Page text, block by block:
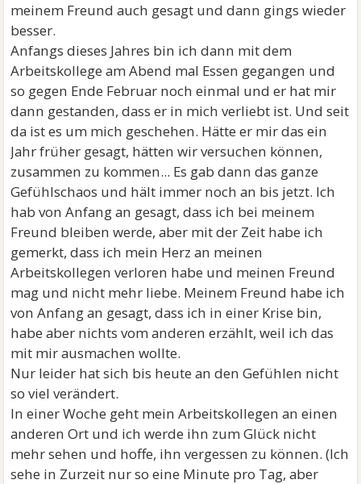
meinem Freund auch gesagt und dann gings wieder
besser.
Anfangs dieses Jahres bin ich dann mit dem
Arbeitskollege am Abend mal Essen gegangen und
so gegen Ende Februar noch einmal und er hat mir
dann gestanden, dass er in mich verliebt ist. Und seit
da ist es um mich geschehen. Hätte er mir das ein
Jahr früher gesagt, hätten wir versuchen können,
zusammen zu kommen... Es gab dann das ganze
Gefühlschaos und hält immer noch an bis jetzt. Ich
hab von Anfang an gesagt, dass ich bei meinem
Freund bleiben werde, aber mit der Zeit habe ich
gemerkt, dass ich mein Herz an meinen
Arbeitskollegen verloren habe und meinen Freund
mag und nicht mehr liebe. Meinem Freund habe ich
von Anfang an gesagt, dass ich in einer Krise bin,
habe aber nichts vom anderen erzählt, weil ich das
mit mir ausmachen wollte.
Nur leider hat sich bis heute an den Gefühlen nicht
so viel verändert.
In einer Woche geht mein Arbeitskollegen an einen
anderen Ort und ich werde ihn zum Glück nicht
mehr sehen und hoffe, ihn vergessen zu können. (Ich
sehe in Zurzeit nur so eine Minute pro Tag, aber